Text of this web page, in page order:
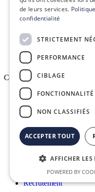
Formation
Formation aux logiciels
Services d’infogérance
Conex
Qui sommes-nous ?
Nos engagements
Le groupe Conex
Recrutement
de leurs services.
confidentialité
STRICTEMENT
PERFORMANCE
CIBLAGE
FONCTIONNALITÉ
NON CLASSIFIÉS
ACCEPTER TOUT
AFFICHER LES
POWERED BY